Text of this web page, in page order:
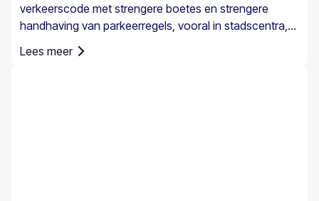
verkeerscode met strengere boetes en strengere
handhaving van parkeerregels, vooral in stadscentra,
havens, voetgangerszones en gereguleerde
parkeergebieden. De parkeerregels in Griekenland zijn
Lees meer